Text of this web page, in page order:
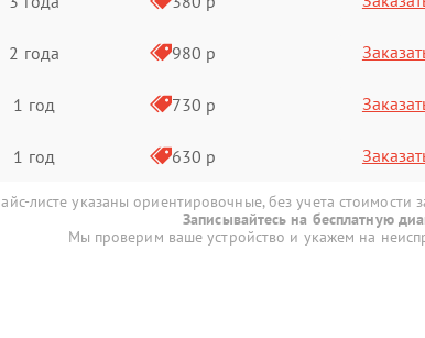
2 года 980 р
1 год 730 р
1 год 630 р
листе указаны ориентировочные, без учета стоимости
Записывайтесь на бесплатную
Мы проверим ваше устройство и укажем на